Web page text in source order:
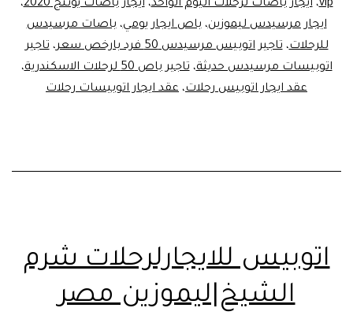
vip،ايجار باصات لرحلات اليوم الواحد،ايجار باصات يوتنج 2020
،
ايجار مرسيدس ليموزين،باص ايجار يومي،باصات مرسيدس
للرحلات،تاجير اتوبيس مرسيدس 50 فرد بارخص سعر ،تاجير
اتوبيسات مرسيدس حديثة،تاجير باص 50 لرحلات الاسكندرية
،
عقد ايجار اتوبيس رحلات، عقد ايجار اتوبيسات رحلات
اتوبيس للايجارلرحلات شرم
الشيخ|ليموزين مصر